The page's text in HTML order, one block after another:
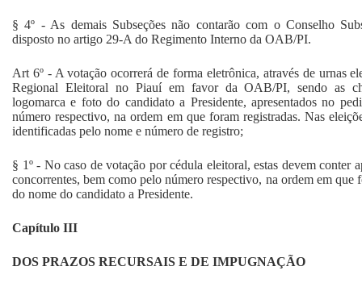
§ 4º - As demais Subseções não contarão com o Conselho
disposto no artigo 29-A do Regimento Interno da OAB/PI.
Art 6º - A votação ocorrerá de forma eletrônica, através de urnas
Regional Eleitoral no Piauí em favor da OAB/PI, sendo as
logomarca e foto do candidato a Presidente, apresentados no
número respectivo, na ordem em que foram registradas. Nas
identificadas pelo nome e número de registro;
§ 1º - No caso de votação por cédula eleitoral, estas devem conter
concorrentes, bem como pelo número respectivo, na ordem em que
do nome do candidato a Presidente.
Capítulo III
DOS PRAZOS RECURSAIS E DE IMPUGNAÇÃO